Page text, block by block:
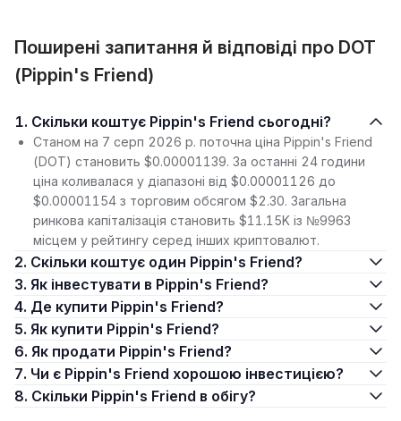
Поширені запитання й відповіді про DOT
(Pippin's Friend)
1. Скільки коштує Pippin's Friend сьогодні?
Станом на 7 серп 2026 р. поточна ціна Pippin's Friend
(DOT) становить $0.00001139. За останні 24 години
ціна коливалася у діапазоні від $0.00001126 до
$0.00001154 з торговим обсягом $2.30. Загальна
ринкова капіталізація становить $11.15K із №9963
місцем у рейтингу серед інших криптовалют.
2. Скільки коштує один Pippin's Friend?
3. Як інвестувати в Pippin's Friend?
4. Де купити Pippin's Friend?
5. Як купити Pippin's Friend?
6. Як продати Pippin's Friend?
7. Чи є Pippin's Friend хорошою інвестицією?
8. Скільки Pippin's Friend в обігу?